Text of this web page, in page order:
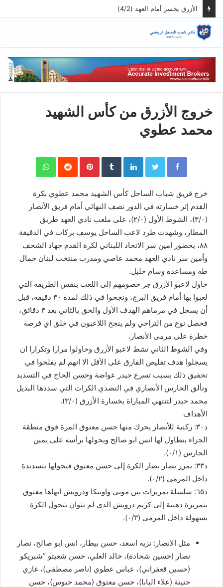
الازرق يفوز على الراسينغ ويصبح سابعاً
خروج الأزرق من كأس الشهيد
محمد عطوي
Facebook
Twitter
LinkedIn
Pinterest
WhatsApp
خرج فريق شباب الساحل كأس الشهيد محمد عطوي بكرة
القدم إثر خسارته في الدور نصف النهائي أمام فريق الأنصار
(٣/٠)، الشوط الأول (٢/٠)، على ملعب نادي العهد طريق
المطار، وشهدت طرد لاعب الساحل يوسف بركات في الدقيقة
٨٨، بحضور امين سر الاتحاد اللبناني لكرة القدم جهاد الشحف
وأمين سر نادي العهد محمد عاصي ومدرب منتخب لبنان جمال
طه ومساعده وسام خليل.
حاول لاعبو الأزرق جر خصومهم إلى اللعب بنفس الطريقة التي
لعبوا بها أمام فريق البرج، ونجحوا في ذلك لمدة ٣٠ دقيقة، قبل
أن يسجل في مرماهم الهدف الأول والحق بالثاني بعد ٣ دقائق،
فحصل نوع من التراخي ولم ينجح اللاعبون في خلق اي فرصة
خطرة على مرمى الأنصار.
وفي الشوط الثاني نشط لاعبو الأزرق وحاولوا مرارا وتكرارا ان
يسجلوا هدف تقليص الفارق على الأقل الا انهم لم يفلحوا في
تحقيق ذلك بسبب تسرع حيدر عواضة وحسن الحاج في التسديد
وتألق الحارس الأنصاري في التصدي الكرات التي سددها البديل
محمد حيدر لتنتهي المباراة بخسارة الأزرق (٣/٠).
الأهداف
د٣٠: ركنية للأنصار يحرك منها حسن معتوق المرة فوق منطقة
الجزاء يتطاول لها انس ابو صالح ويحولها برأسه على يمين
الحارس (٠/١).
د٣٣: يمرر نصار نصار الكرة إلى حسن معتوق فيحولها بتسديدة
داخل المرمى (٠/٢).
د٦٥: سلسلة تمريرات بين موني واونيكا ودرويش انهاها معتوق
بتمريرة ذهبية إلى كريم درويش الذي لم يتوان بتحول الكرة
بسهولة داخل المرمى (٠/٣).
مثل الانصار: نزيه اسعد، حسن بيطار، انس ابو صالح، نصار
نصار (حسين شحادة)، خالد العلي، حسن شعيتو “شبريكو
(حسين قعفراني)، عباس عطوي (ناصر مصطفى)، غازي
حنينة (علاء البابا)، حسن معتوق (محمد حبوس)، حسن